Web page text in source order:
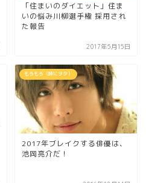
「住まいのダイエット」住ま
いの悩み川柳選手権 採用され
た報告
2017年5月15日
もろもろ（時にヲタ）
2017年ブレイクする俳優は、
池岡亮介だ！